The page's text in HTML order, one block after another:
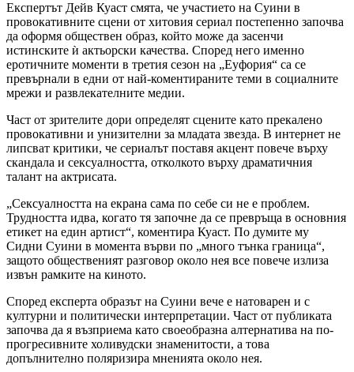
Експертът Дейв Куаст смята, че участието на Суини в
провокативните сцени от хитовия сериал постепенно започва
да оформя обществен образ, който може да засенчи
истинските ѝ актьорски качества. Според него именно
еротичните моменти в третия сезон на „Еуфория“ са се
превърнали в едни от най-коментираните теми в социалните
мрежи и развлекателните медии.
Част от зрителите дори определят сцените като прекалено
провокативни и унизителни за младата звезда. В интернет не
липсват критики, че сериалът поставя акцент повече върху
скандала и сексуалността, отколкото върху драматичния
талант на актрисата.
„Сексуалността на екрана сама по себе си не е проблем.
Трудността идва, когато тя започне да се превръща в основния
етикет на един артист“, коментира Куаст. По думите му
Сидни Суини в момента върви по „много тънка граница“,
защото общественият разговор около нея все повече излиза
извън рамките на киното.
Според експерта образът на Суини вече е натоварен и с
културни и политически интерпретации. Част от публиката
започва да я възприема като своеобразна алтернатива на по-
прогресивните холивудски знаменитости, а това
допълнително поляризира мненията около нея.